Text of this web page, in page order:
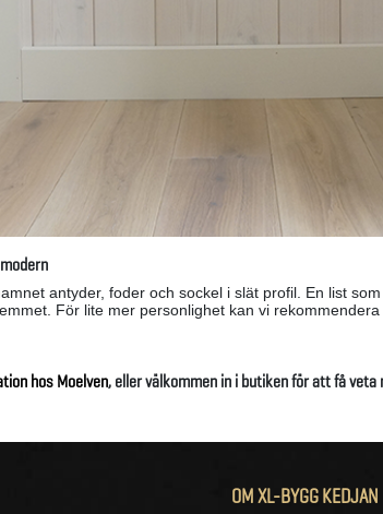
antyder, foder och sockel i slät profil. En list
För lite mer personlighet kan vi rekommendera
hos Moelven, eller välkommen in i butiken för att få veta
OM XL-BYGG KEDJAN